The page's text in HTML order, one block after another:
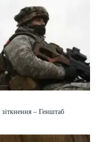
– Генштаб